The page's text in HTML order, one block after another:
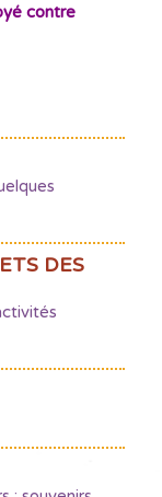
contre
DES